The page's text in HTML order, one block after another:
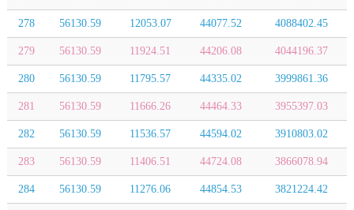
278 56130.59 12053.07 44077.52 4088402.45
279 56130.59 11924.51 44206.08 4044196.37
280 56130.59 11795.57 44335.02 3999861.36
281 56130.59 11666.26 44464.33 3955397.03
282 56130.59 11536.57 44594.02 3910803.02
283 56130.59 11406.51 44724.08 3866078.94
284 56130.59 11276.06 44854.53 3821224.42